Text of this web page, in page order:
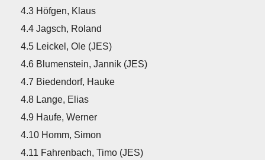
4.3 Höfgen, Klaus
4.4 Jagsch, Roland
4.5 Leickel, Ole (JES)
4.6 Blumenstein, Jannik (JES)
4.7 Biedendorf, Hauke
4.8 Lange, Elias
4.9 Haufe, Werner
4.10 Homm, Simon
4.11 Fahrenbach, Timo (JES)